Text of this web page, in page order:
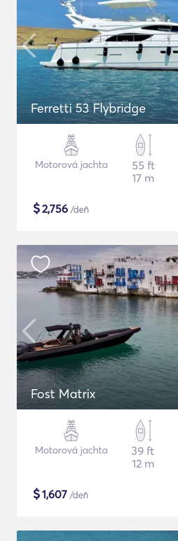
Ferretti 53 Flybridge
Motorová jachta
55 ft
17 m
$2,756 /deň
Fost Matrix
Motorová jachta
39 ft
12 m
$1,607 /deň